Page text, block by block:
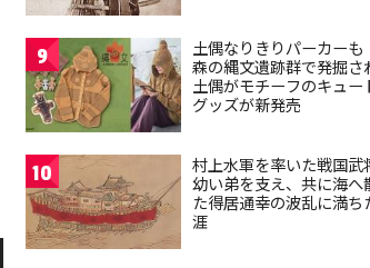
9
土偶なりきりパーカーも
森の縄文遺跡群で発掘さ
土偶がモチーフのキュー
グッズが新発売
10
村上水軍を率いた戦国武
幼い弟を支え、共に海へ
た得居通幸の波乱に満ち
涯